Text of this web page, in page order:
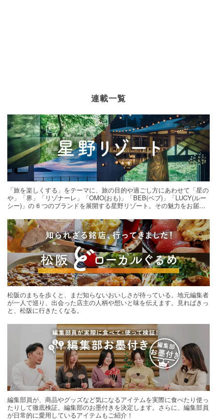
連載一覧
「旅を楽しくする」をテーマに、旅の目的や過ごし方にあわせて「星の
や」「界」「リゾナーレ」「OMO(おも)」「BEB(ベブ)」「LUCY(ルー
シー)」の 6 つのブランドを展開する星野リゾート。その魅力をお届け
松阪のまちを歩くと、まだ知らないおいしさが待っている。地元編集者
が一人で巡り、出会った店主の人柄や想いと味を伝えます。見ればきっ
と、松阪に行きたくなる。
編集部員が、商品やグッズなど気になるアイテムを実際に食べたり使っ
たりして徹底検証。編集部のお墨付きを決定します。さらに、編集部員
が日常的に愛用しているアイテムもご紹介！